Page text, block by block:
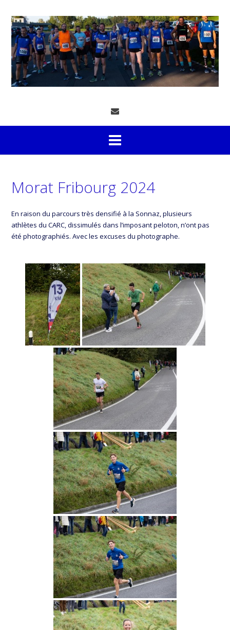
content
Morat Fribourg 2024
En raison du parcours très densifié à la Sonnaz, plusieurs
athlètes du CARC, dissimulés dans l’imposant peloton, n’ont pas
été photographiés. Avec les excuses du photographe.